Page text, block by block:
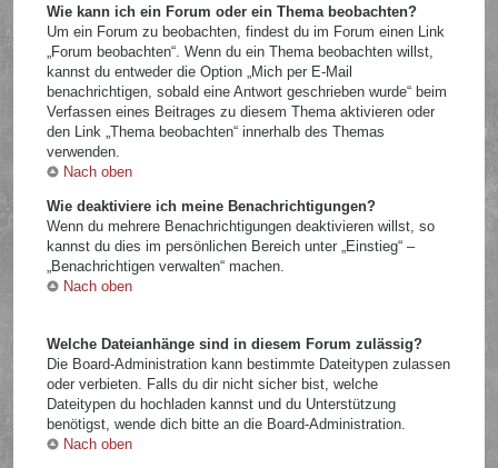
Wie kann ich ein Forum oder ein Thema beobachten?
Um ein Forum zu beobachten, findest du im Forum einen Link
„Forum beobachten“. Wenn du ein Thema beobachten willst,
kannst du entweder die Option „Mich per E-Mail
benachrichtigen, sobald eine Antwort geschrieben wurde“ beim
Verfassen eines Beitrages zu diesem Thema aktivieren oder
den Link „Thema beobachten“ innerhalb des Themas
verwenden.
Nach oben
Wie deaktiviere ich meine Benachrichtigungen?
Wenn du mehrere Benachrichtigungen deaktivieren willst, so
kannst du dies im persönlichen Bereich unter „Einstieg“ –
„Benachrichtigen verwalten“ machen.
Nach oben
Welche Dateianhänge sind in diesem Forum zulässig?
Die Board-Administration kann bestimmte Dateitypen zulassen
oder verbieten. Falls du dir nicht sicher bist, welche
Dateitypen du hochladen kannst und du Unterstützung
benötigst, wende dich bitte an die Board-Administration.
Nach oben